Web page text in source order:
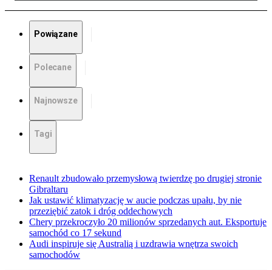
Powiązane
Polecane
Najnowsze
Tagi
Renault zbudowało przemysłową twierdzę po drugiej stronie
Gibraltaru
Jak ustawić klimatyzację w aucie podczas upału, by nie
przeziębić zatok i dróg oddechowych
Chery przekroczyło 20 milionów sprzedanych aut. Eksportuje
samochód co 17 sekund
Audi inspiruje się Australią i uzdrawia wnętrza swoich
samochodów